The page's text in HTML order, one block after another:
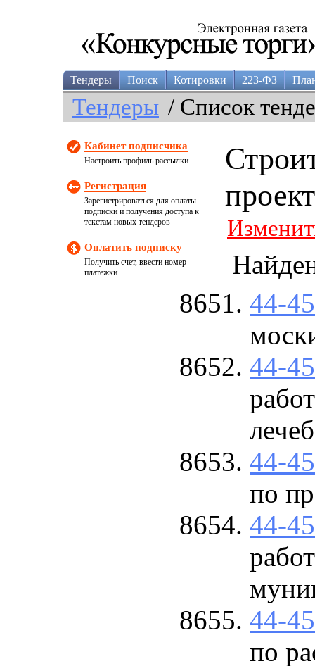
Тендеры Поиск Котировки 223-ФЗ
Тендеры / Список
Кабинет подписчика
Настроить профиль рассылки
Регистрация
Зарегистрироваться для оплаты
подписки и получения доступа к
текстам новых тендеров
Оплатить подписку
Получить счет, ввести номер
платежки
44-
44-
44-
по
44-
44-
по